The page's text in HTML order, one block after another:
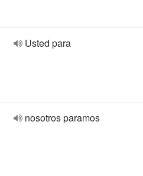
Usted para
nosotros paramos